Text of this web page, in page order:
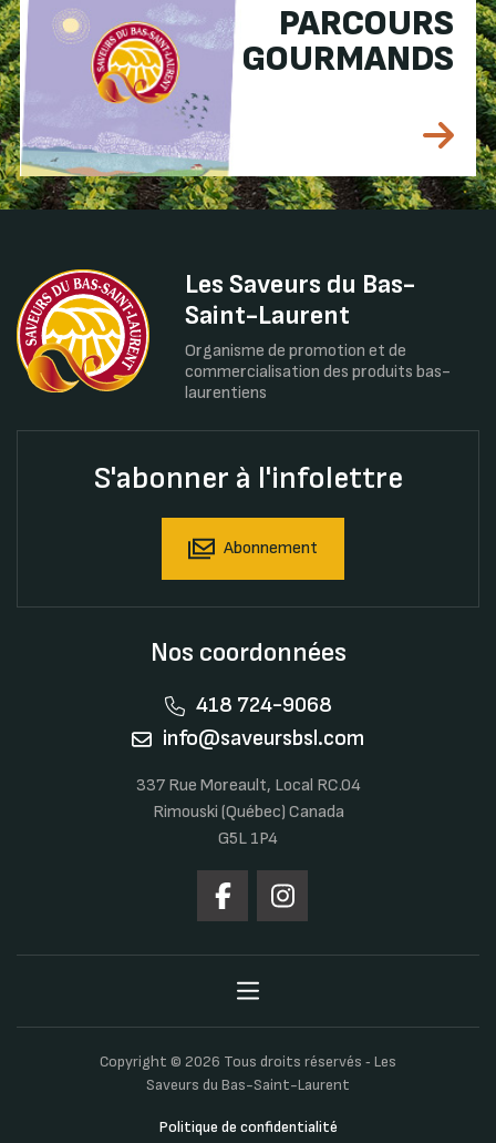
PARCOURS
GOURMANDS
Les Saveurs du Bas-
Saint-Laurent
Organisme de promotion et de
commercialisation des produits bas-
laurentiens
S'abonner à l'infolettre
Abonnement
Nos coordonnées
418 724-9068
info@saveursbsl.com
337 Rue Moreault, Local RC.04
Rimouski (Québec) Canada
G5L 1P4
Copyright © 2026 Tous droits réservés ‐ Les
Saveurs du Bas-Saint-Laurent
Politique de confidentialité